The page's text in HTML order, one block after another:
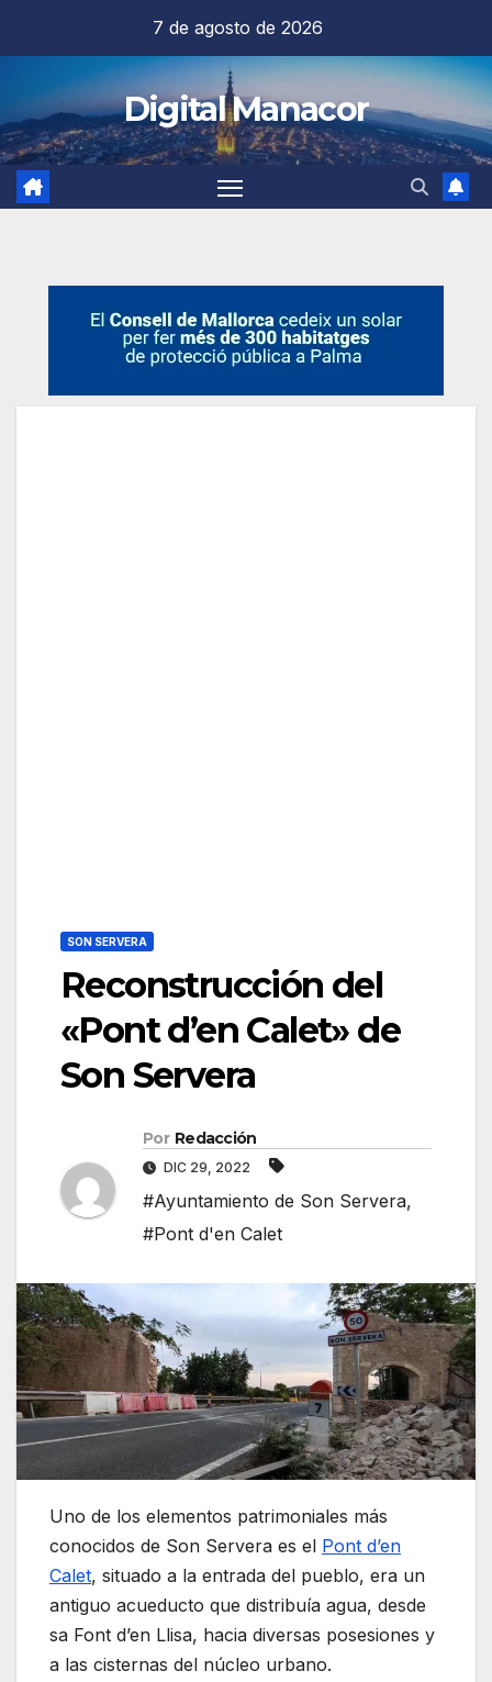
contenido
7 de agosto de 2026
Digital Manacor
SON SERVERA
Reconstrucción del
«Pont d’en Calet» de
Son Servera
Por Redacción
DIC 29, 2022
#Ayuntamiento de Son Servera,
#Pont d'en Calet
Uno de los elementos patrimoniales más
conocidos de Son Servera es el Pont d’en
Calet, situado a la entrada del pueblo, era un
antiguo acueducto que distribuía agua, desde
sa Font d’en Llisa, hacia diversas posesiones y
a las cisternas del núcleo urbano.